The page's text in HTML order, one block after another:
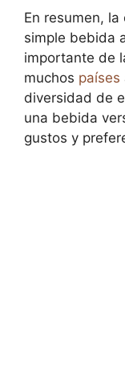
En resumen,
simple bebida
importante de
muchos países
diversidad de
una bebida
gustos y